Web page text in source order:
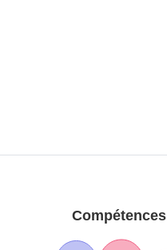
Compétences